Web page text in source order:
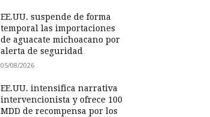
EE.UU. suspende de forma
temporal las importaciones
de aguacate michoacano por
alerta de seguridad
05/08/2026
EE.UU. intensifica narrativa
intervencionista y ofrece 100
MDD de recompensa por los